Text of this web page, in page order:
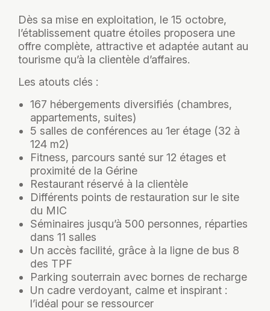
Dès sa mise en exploitation, le 15 octobre,
l’établissement quatre étoiles proposera une
offre complète, attractive et adaptée autant au
tourisme qu’à la clientèle d’affaires.
Les atouts clés :
167 hébergements diversifiés (chambres,
appartements, suites)
5 salles de conférences au 1er étage (32 à
124 m2)
Fitness, parcours santé sur 12 étages et
proximité de la Gérine
Restaurant réservé à la clientèle
Différents points de restauration sur le site
du MIC
Séminaires jusqu’à 500 personnes, réparties
dans 11 salles
Un accès facilité, grâce à la ligne de bus 8
des TPF
Parking souterrain avec bornes de recharge
Un cadre verdoyant, calme et inspirant :
l’idéal pour se ressourcer